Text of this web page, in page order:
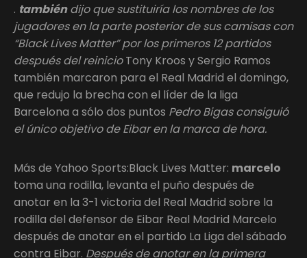
. tambiéndijo que sustituiría los nombres de los
jugadores en la parte posterior de sus camisas con
“Black Lives Matter” por los primeros 12 partidos
después del reinicioTony Kroos y Sergio Ramos
también marcaron para el Real Madrid el domingo,
que redujo la brecha con el líder de la liga
Barcelona a sólo dos puntos Pedro Bigas consiguió
el único objetivo de Eibar en la marca de hora.
Más de Yahoo Sports:Black Lives Matter: marcelo
toma una rodilla, levanta el puño después de
anotar en la 3-1 victoria del Real Madrid sobre la
rodilla del defensor de Eibar Real Madrid Marcelo
después de anotar en el partido La Liga del sábado
contra Eibar. Después de anotar en la primera